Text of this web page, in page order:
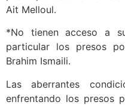
Ait Melloul.
*No tienen acceso a
particular los presos
Brahim Ismaili.
Las aberrantes
enfrentando los presos